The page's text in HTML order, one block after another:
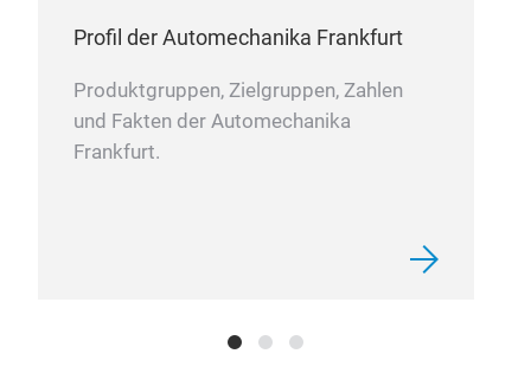
Profil der Automechanika Frankfurt
Produktgruppen, Zielgruppen, Zahlen
und Fakten der Automechanika
Frankfurt.